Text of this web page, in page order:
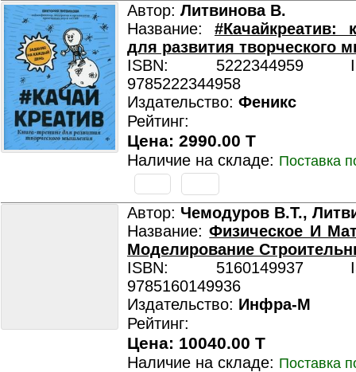
Автор: Литвинова В.
Название: #Качайкреатив:
для развития творческого
ISBN: 5222344959
9785222344958
Издательство: Феникс
Рейтинг:
Цена: 2990.00 T
Наличие на складе: Поставка
Автор: Чемодуров В.Т.,
Название:Физическое И
Моделирование
ISBN: 5160149937
9785160149936
Издательство: Инфра-М
Рейтинг:
Цена: 10040.00 T
Наличие на складе: Поставка